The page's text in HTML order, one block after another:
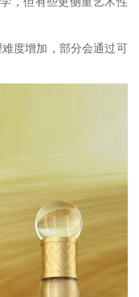
度增加，部分会通过可